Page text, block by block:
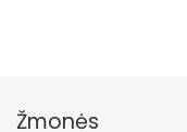
Žmonės